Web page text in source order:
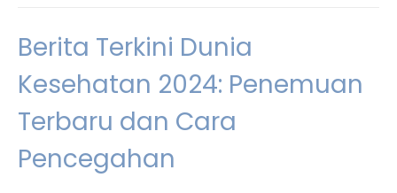
Berita Terkini Dunia
Kesehatan 2024: Penemuan
Terbaru dan Cara
Pencegahan